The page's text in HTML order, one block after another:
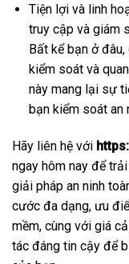
Tiện lợi và linh
truy cập và giám
Bất kể bạn ở
kiểm soát và
này mang lại sự
bạn kiểm soát an
Hãy liên hệ với
ngay hôm nay để
giải pháp an ninh
cước đa dạng, ưu
mềm, cùng với giá
tác đáng tin cậy để